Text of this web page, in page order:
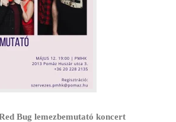
Bug lemezbemutató koncert